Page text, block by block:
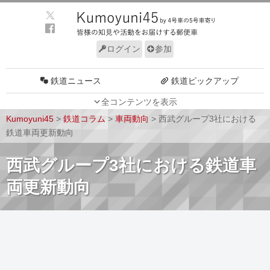
ログイン 参加
全コンテンツを表示
鉄道ニュース 鉄道ピックアップ
車両技術
Kumoyuni45 > 鉄道コラム > 車両動向 > 西武グループ3社における
鉄道車両更新動向
西武グループ3社における鉄道車
両更新動向